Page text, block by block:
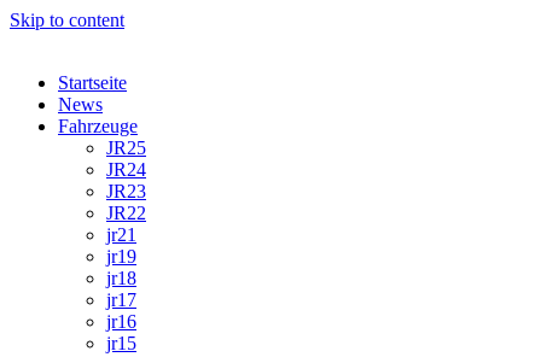
Skip to content
Startseite
News
Fahrzeuge
JR25
JR24
JR23
JR22
jr21
jr19
jr18
jr17
jr16
jr15